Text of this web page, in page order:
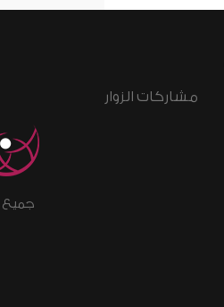
مشاركات الزوار